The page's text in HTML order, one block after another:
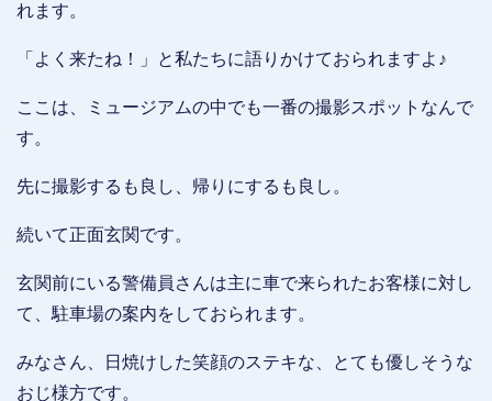
れます。
「よく来たね！」と私たちに語りかけておられますよ♪
ここは、ミュージアムの中でも一番の撮影スポットなんで
す。
先に撮影するも良し、帰りにするも良し。
続いて正面玄関です。
玄関前にいる警備員さんは主に車で来られたお客様に対し
て、駐車場の案内をしておられます。
みなさん、日焼けした笑顔のステキな、とても優しそうな
おじ様方です。